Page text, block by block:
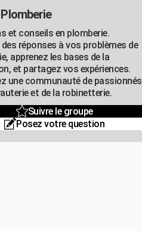
et conseils en plomberie.
réponses à vos problèmes de
apprenez les bases de la
et partagez vos expériences.
une communauté de passionnés
et de la robinetterie.
Suivre le groupe
Posez votre question